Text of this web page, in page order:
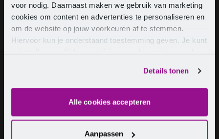
voor nodig. Daarnaast maken we gebruik van marketing
cookies om content en advertenties te personaliseren en
om de website op jouw voorkeuren af te stemmen.
Hiervoor kun je onderstaand toestemming geven. Je kunt
Details tonen
Alle cookies accepteren
Aanpassen
Hospitality CLA
Help & Advice